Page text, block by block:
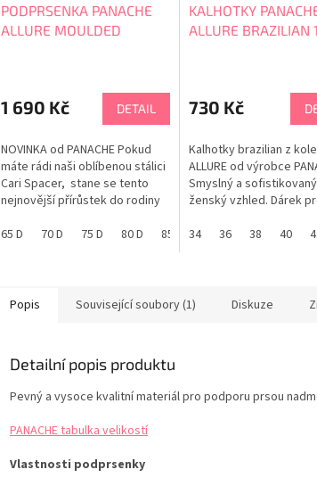
PODPRSENKA PANACHE
ALLURE MOULDED
1 690 Kč DETAIL
NOVINKA od PANACHE Pokud
máte rádi naši oblíbenou stálici
Cari Spacer, stane se tento
nejnovější přírůstek do rodiny
podprsenka je navržena pro
nabízejí hladký a bezešvý
65 D 70 D 75 D 80 D 85 D 60 E 65 E 70 E
KALHOTKY
ALLURE BRAZILIAN
730 Kč
Kalhotky brazilian z
ALLURE od výrobce
Smyslný a sofistikovaný
ženský vzhled. Dárek
34
36 38 40
Popis Související soubory (1) Diskuze
Detailní popis produktu
Pevný a vysoce kvalitní materiál pro podporu prsou
PANACHE tabulka velikostí
Vlastnosti podprsenky